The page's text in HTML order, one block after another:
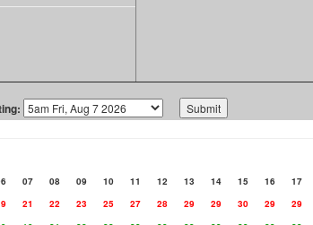
07 08 09 10 11 12 13 14 15 16 17
21 22 23 25 27 28 29 29 30 29 29